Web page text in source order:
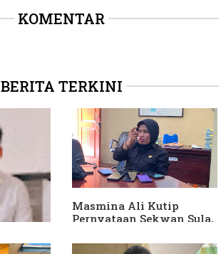
KOMENTAR
BERITA TERKINI
Masmina Ali Kutip
Pernyataan Sekwan Sula,
Diduga Jadikan